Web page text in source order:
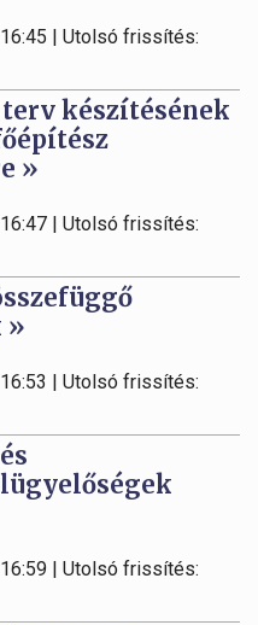
| Utolsó frissítés:
készítésének
»
| Utolsó frissítés:
»
| Utolsó frissítés:
| Utolsó frissítés: